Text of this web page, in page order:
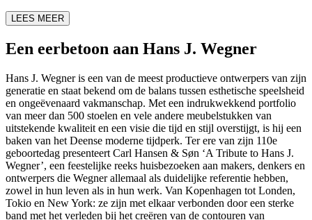
LEES MEER
Een eerbetoon aan Hans J. Wegner
Hans J. Wegner is een van de meest productieve ontwerpers van zijn
generatie en staat bekend om de balans tussen esthetische speelsheid
en ongeëvenaard vakmanschap. Met een indrukwekkend portfolio
van meer dan 500 stoelen en vele andere meubelstukken van
uitstekende kwaliteit en een visie die tijd en stijl overstijgt, is hij een
baken van het Deense moderne tijdperk. Ter ere van zijn 110e
geboortedag presenteert Carl Hansen & Søn ‘A Tribute to Hans J.
Wegner’, een feestelijke reeks huisbezoeken aan makers, denkers en
ontwerpers die Wegner allemaal als duidelijke referentie hebben,
zowel in hun leven als in hun werk. Van Kopenhagen tot Londen,
Tokio en New York: ze zijn met elkaar verbonden door een sterke
band met het verleden bij het creëren van de contouren van